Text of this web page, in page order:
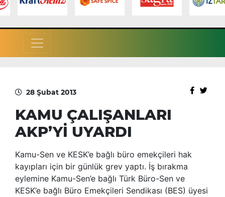
28 Şubat 2013
KAMU ÇALIŞANLARI
AKP’Yİ UYARDI
Kamu-Sen ve KESK’e bağlı büro emekçileri hak
kayıpları için bir günlük grev yaptı. İş bırakma
eylemine Kamu-Sen’e bağlı Türk Büro-Sen ve
KESK’e bağlı Büro Emekçileri Sendikası (BES) üyesi